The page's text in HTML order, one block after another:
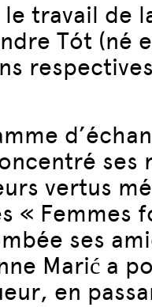
travail de
Tót (né
vertus
« Femmes
ses
Marić a
en